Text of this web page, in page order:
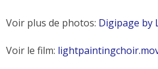
Voir plus de photos: Digipage by
Voir le film: